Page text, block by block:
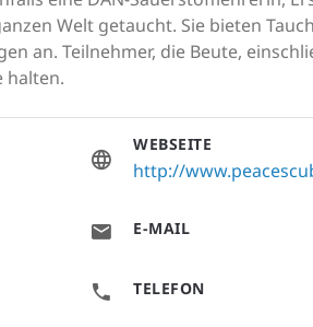
Welt getaucht. Sie bieten
an. Teilnehmer, die Beute,
halten.
WEBSEITE
http://
E-MAIL
TELEFON